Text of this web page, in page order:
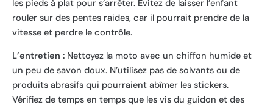
les pieds à plat pour s’arrêter. Évitez de laisser l’enfant
rouler sur des pentes raides, car il pourrait prendre de la
vitesse et perdre le contrôle.
L’entretien : Nettoyez la moto avec un chiffon humide et
un peu de savon doux. N’utilisez pas de solvants ou de
produits abrasifs qui pourraient abîmer les stickers.
Vérifiez de temps en temps que les vis du guidon et des